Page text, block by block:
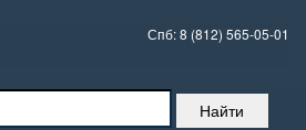
Спб:8 (812) 565-05-01